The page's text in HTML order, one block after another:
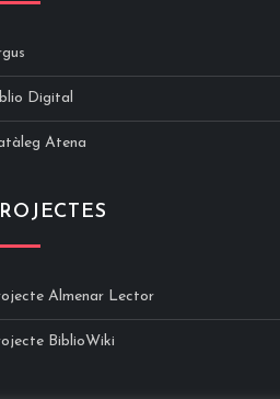
Digital
Atena
Almenar Lector
BiblioWiki